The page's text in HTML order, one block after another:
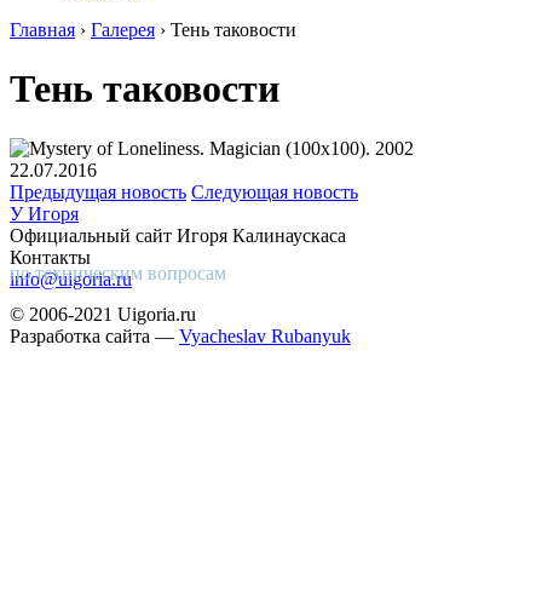
Главная › Галерея › Тень таковости
Тень таковости
22.07.2016
Предыдущая новость Следующая новость
У Игоря
Официальный сайт Игоря Калинаускаса
Контакты
info@uigoria.ru
по техническим вопросам
© 2006-2021 Uigoria.ru
Разработка сайта — Vyacheslav Rubanyuk